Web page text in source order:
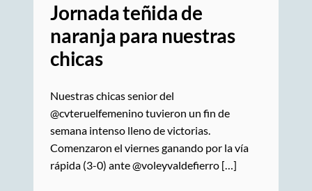
Jornada teñida de
naranja para nuestras
chicas
Nuestras chicas senior del
@cvteruelfemenino tuvieron un fin de
semana intenso lleno de victorias.
Comenzaron el viernes ganando por la vía
rápida (3-0) ante @voleyvaldefierro […]